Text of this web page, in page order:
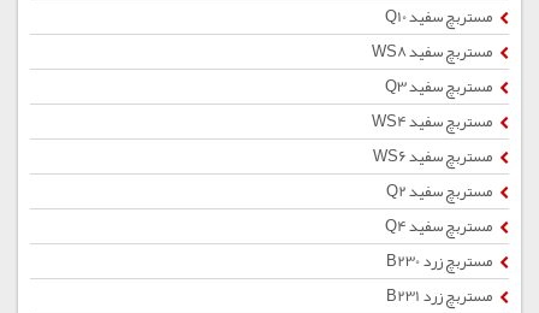
مستربچ سفید Q10
مستربچ سفید WS8
مستربچ سفید Q3
مستربچ سفید WS4
مستربچ سفید WS6
مستربچ سفید Q2
مستربچ سفید Q4
مستربچ زرد B230
مستربچ زرد B231